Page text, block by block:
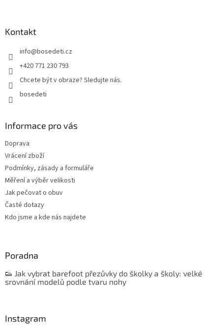
Kontakt
info@bosedeti.cz
+420 771 230 793
Chcete být v obraze? Sledujte nás.
bosedeti
Informace pro vás
Doprava
Vrácení zboží
Podmínky, zásady a formuláře
Měření a výběr velikosti
Jak pečovat o obuv
Časté dotazy
Kdo jsme a kde nás najdete
Poradna
👟 Jak vybrat barefoot přezůvky do školky a školy: velké
srovnání modelů podle tvaru nohy
Instagram